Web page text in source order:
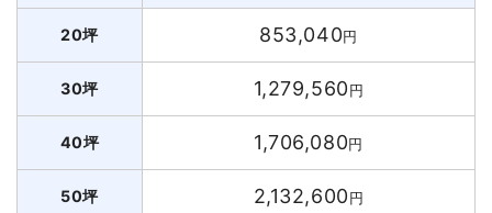
20坪 853,040円
30坪 1,279,560円
40坪 1,706,080円
50坪 2,132,600円